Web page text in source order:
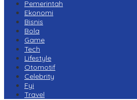
Pemerintah
Ekonomi
Bisnis
Bola
Game
Tech
Lifestyle
Otomotif
Celebrity
Fyi
Travel